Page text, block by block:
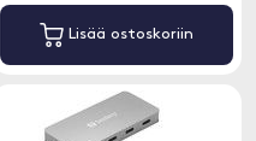
Lisää ostoskoriin